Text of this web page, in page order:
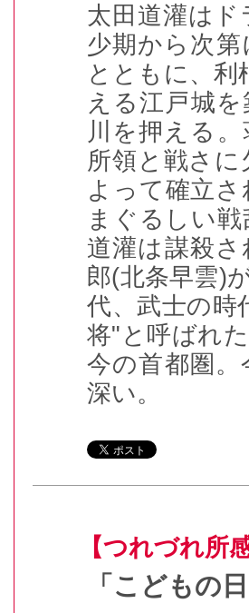
太田道灌は
少期から次
とともに、利
える江戸城
川を押える
所領と戦さ
よって確立
まぐるしい
道灌は謀殺
郎(北条早雲)
代、武士の時
将"と呼ばれ
今の首都圏
深い。
【つれづれ所感
「こどもの